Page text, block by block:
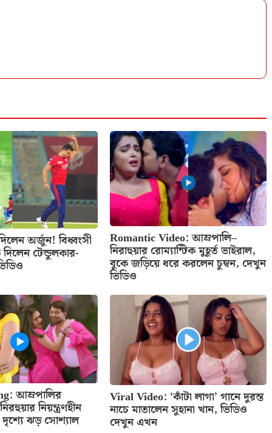
অর্জুন! বিধ্বংসী
টেন্ডুলকার-
Romantic Video: আম্রপালি–
নিরাহুয়ার রোম্যান্টিক মুহূর্ত ভাইরাল,
বুকে জড়িয়ে ধরে করলেন চুম্বন, দেখুন
ভিডিও
আম্রপালির
নিয়ন্ত্রণহীন
দৃশ্যে ঝড় সোশ্যাল
Viral Video: ‘কাঁটা লাগা’ গানে দুরন্ত
নাচে মাতালেন সুহানা খান, ভিডিও
দেখুন এখন